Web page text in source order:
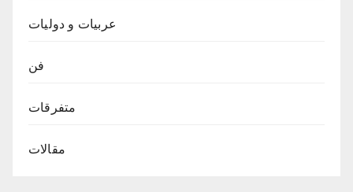
عربيات و دوليات
فن
متفرقات
مقالات